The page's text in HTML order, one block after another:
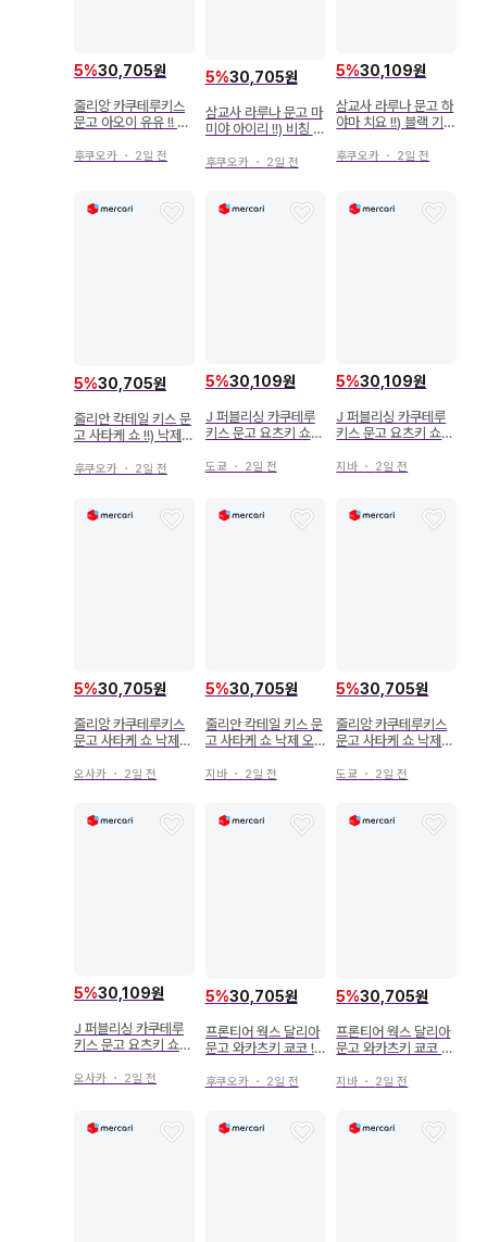
5%30,705원
줄리앙 카쿠테루키스
문고 아오이 유유 !! 파
오메가 비
후쿠오카 ・ 2일 전
5%30,705원
삼교사 라루나 문고 마
미야 아이리 !!) 비칭 오
후쿠오카・ 2일 전
5%30,109원
삼교사 라루나 문고 하
야마 치요 !!) 블랙 기사
가
후쿠오카 ・ 2일 전
5%30,705원
줄리안 칵테일 키스 문
고 사타케 쇼 !!) 낙제
사의 애지중지 결혼
후쿠오카 ・ 2일 전
5%30,109원
J 퍼블리싱 카쿠테루
키스 문고 요츠키 쇼코
받는다
도쿄 ・ 2일 전
5%30,109원
J 퍼블리싱 카쿠테루
키스 문고 요츠키 쇼코
받는다
지바 ・ 2일 전
5%30,705원
줄리앙 카쿠테루키스
문고 사타케 쇼 낙제
사의 애정 결혼
오사카 ・ 2일 전
5%30,705원
줄리안 칵테일 키스 문
고 사타케 쇼 낙제 오
의 애지중지 결혼
지바・ 2일 전
5%30,705원
줄리앙 카쿠테루키스
문고 사타케 쇼 낙제
사의 애지중지 결혼
도쿄 ・ 2일 전
5%30,109원
J 퍼블리싱 카쿠테루
키스 문고 요츠키 쇼코
받는다
오사카 ・ 2일 전
5%30,705원
프론티어 웍스 달리아
문고 와카츠키 쿄코 !!
랑 프로포즈
후쿠오카・ 2일 전
5%30,705원
프론티어 웍스 달리아
문고 와카츠키 쿄코 순
프로포즈
지바 ・ 2일 전